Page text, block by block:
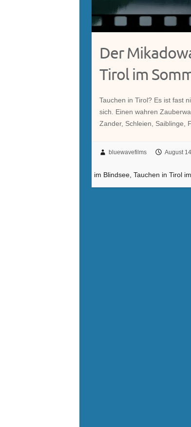
Der
Tirol im
Tauchen in Tirol? Es ist fast
sich. Einen wahren
Zander, Schleien, Saiblinge,
bluewavefilms August
im Blindsee, Tauchen in Tirol